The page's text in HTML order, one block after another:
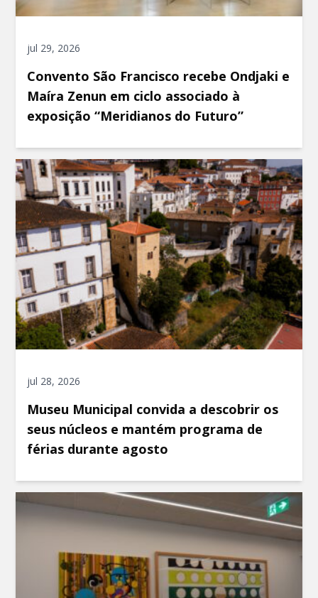
jul 29, 2026
Convento São Francisco recebe Ondjaki e
Maíra Zenun em ciclo associado à
exposição “Meridianos do Futuro”
jul 28, 2026
Museu Municipal convida a descobrir os
seus núcleos e mantém programa de
férias durante agosto